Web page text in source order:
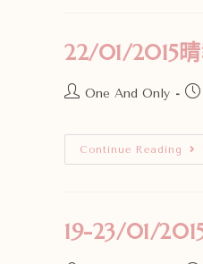
22/01/2015晴
One And Only
Continue Reading
19-23/01/